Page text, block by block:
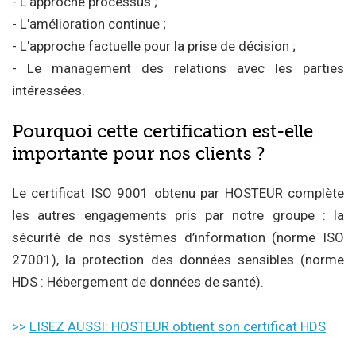
- L'amélioration continue ;
- L'approche factuelle pour la prise de décision ;
- Le management des relations avec les parties
intéressées.
Pourquoi cette certification est-elle
importante pour nos clients ?
Le certificat ISO 9001 obtenu par HOSTEUR complète
les autres engagements pris par notre groupe : la
sécurité de nos systèmes d’information (norme ISO
27001), la protection des données sensibles (norme
HDS : Hébergement de données de santé).
>> LISEZ AUSSI: HOSTEUR obtient son certificat HDS